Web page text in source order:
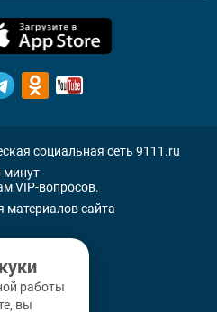
социальная сеть 9111.ru
минут
VIP-вопросов.
материалов сайта
работы
вы